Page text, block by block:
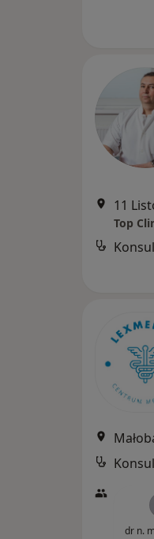
11
Top
dr n.